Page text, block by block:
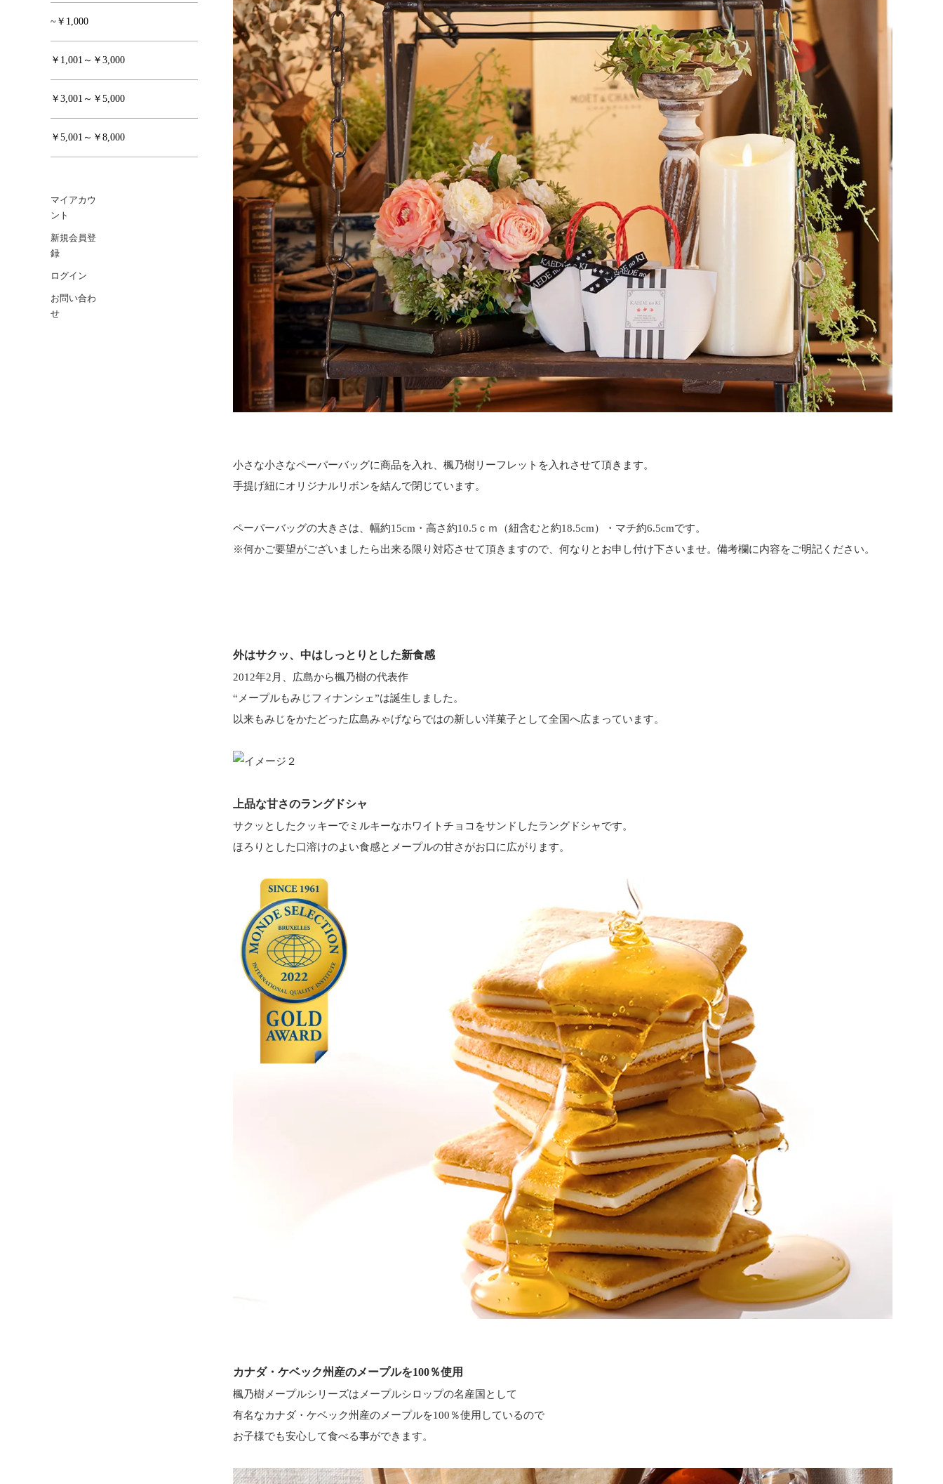
小さな小さなペーパーバッグに商品を入れ、楓乃樹リーフレットを入れさせて頂きます。
手提げ紐にオリジナルリボンを結んで閉じています。
ペーパーバッグの大きさは、幅約15cm・高さ約10.5ｃｍ（紐含むと約18.5cm）・マチ約6.5cmです。
※何かご要望がございましたら出来る限り対応させて頂きますので、何なりとお申し付け下さいませ。備考欄に内容をご明記ください。
外はサクッ、中はしっとりとした新食感
2012年2月、広島から楓乃樹の代表作
“メープルもみじフィナンシェ”は誕生しました。
以来もみじをかたどった広島みゃげならではの新しい洋菓子として全国へ広まっています。
上品な甘さのラングドシャ
サクッとしたクッキーでミルキーなホワイトチョコをサンドしたラングドシャです。
ほろりとした口溶けのよい食感とメープルの甘さがお口に広がります。
カナダ・ケベック州産のメープルを100％使用
楓乃樹メープルシリーズはメープルシロップの名産国として
有名なカナダ・ケベック州産のメープルを100％使用しているので
お子様でも安心して食べる事ができます。
~￥1,000
￥1,001～￥3,000
￥3,001～￥5,000
￥5,001～￥8,000
マイアカウ
ント
新規会員登
録
ログイン
お問い合わ
せ